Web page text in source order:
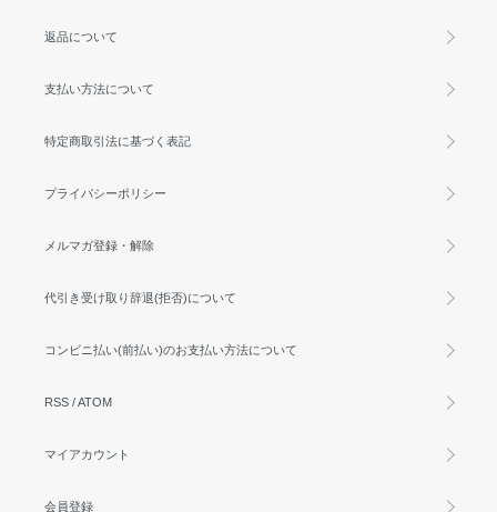
返品について
支払い方法について
特定商取引法に基づく表記
プライバシーポリシー
メルマガ登録・解除
代引き受け取り辞退(拒否)について
コンビニ払い(前払い)のお支払い方法について
RSS /ATOM
マイアカウント
会員登録